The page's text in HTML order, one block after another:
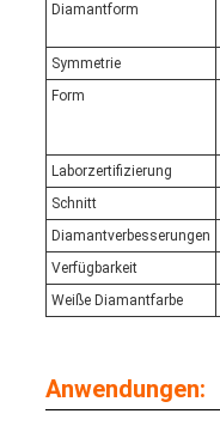
Diamantform
Symmetrie
Form
Laborzertifizierung
Schnitt
Diamantverbesserungen
Verfügbarkeit
Weiße Diamantfarbe
Anwendungen: